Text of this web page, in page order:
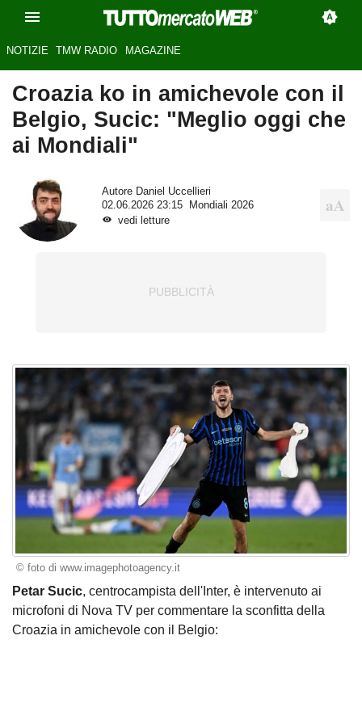
NOTIZIE TMW RADIO MAGAZINE
Croazia ko in amichevole con il
Belgio, Sucic: "Meglio oggi che
ai Mondiali"
Autore Daniel Uccellieri
02.06.2026 23:15
Mondiali 2026
vedi letture
© foto di www.imagephotoagency.it
Petar Sucic, centrocampista dell'Inter, è intervenuto ai
microfoni di Nova TV per commentare la sconfitta della
Croazia in amichevole con il Belgio: